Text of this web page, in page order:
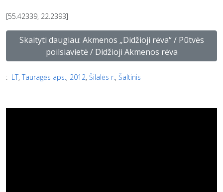
[55.42339, 22.2393]
Skaityti daugiau: Akmenos „Didžioji rėva“ / Pūtvės
poilsiavietė / Didžioji Akmenos rėva
: LT, Tauragės aps. , 2012, Šilalės r., Šaltinis